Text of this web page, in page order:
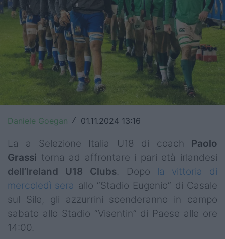
United Rugby Championship
Top14
Premiership
Champions Cup
Challenge Cup
World Rugby
Rugby World Cup
Super Rugby
Rugby in TV
Mercato
Serie A Elite
Daniele Goegan / 01.11.2024 13:16
La a Selezione Italia U18 di coach Paolo
Grassi torna ad affrontare i pari età irlandesi
dell’Ireland U18 Clubs. Dopo la vittoria di
mercoledì sera allo “Stadio Eugenio” di Casale
sul Sile, gli azzurrini scenderanno in campo
sabato allo Stadio “Visentin” di Paese alle ore
14:00.